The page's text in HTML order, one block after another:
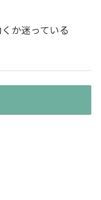
か迷っている